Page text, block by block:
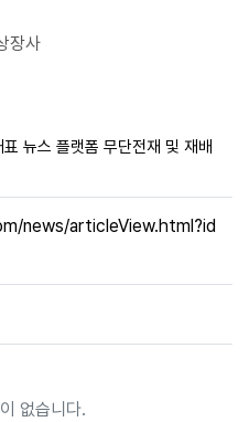
장사
뉴스 플랫폼 무단전재 및 재배
news/articleView.html?id
없습니다.